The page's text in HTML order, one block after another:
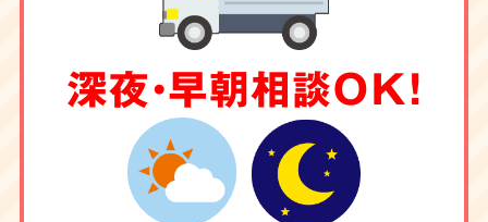
深夜・早朝相談OK！